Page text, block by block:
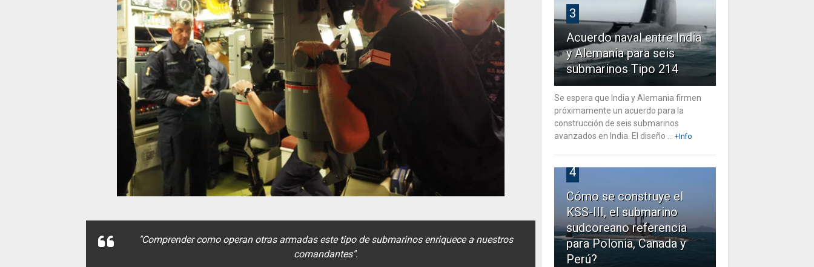
"Comprender como operan otras armadas este tipo de submarinos enriquece a nuestros
comandantes".
3
Acuerdo naval entre India
y Alemania para seis
submarinos Tipo 214
Se espera que India y Alemania firmen
próximamente un acuerdo para la
construcción de seis submarinos
avanzados en India. El diseño ...
+Info
4
Cómo se construye el
KSS-III, el submarino
sudcoreano referencia
para Polonia, Canada y
Perú?